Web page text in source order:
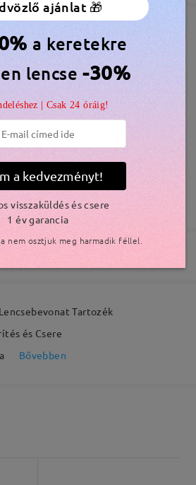
de nagyon jó.
el az összes
véleményt
egy véleményt
MEGJELENÍTÉSE
Tartozék
és Csere
Bővebben
ajánlat 🎁
a keretekre
lencse -30%
| Csak 24 óráig!
a kedvezményt!
visszaküldés és csere
1 év garancia
nem osztjuk meg harmadik féllel.